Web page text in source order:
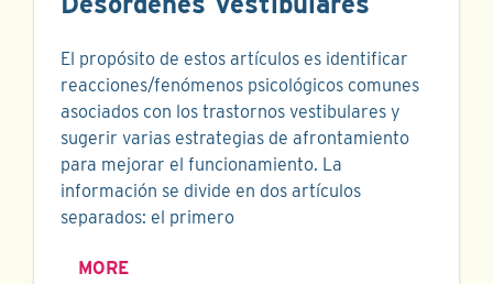
El propósito de estos artículos es identificar
reacciones/fenómenos psicológicos comunes
asociados con los trastornos vestibulares y
sugerir varias estrategias de afrontamiento
para mejorar el funcionamiento. La
información se divide en dos artículos
separados: el primero
MORE